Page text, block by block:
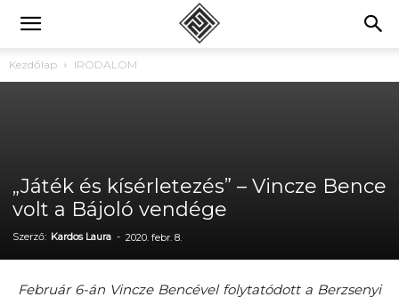
Kezdőlap IRODALOM
„Játék és kísérletezés” – Vincze Bence
volt a Bájoló vendége
Szerző: Kardos Laura - 2020. febr. 8.
Február 6-án Vincze Bencével folytatódott a Berzsenyi